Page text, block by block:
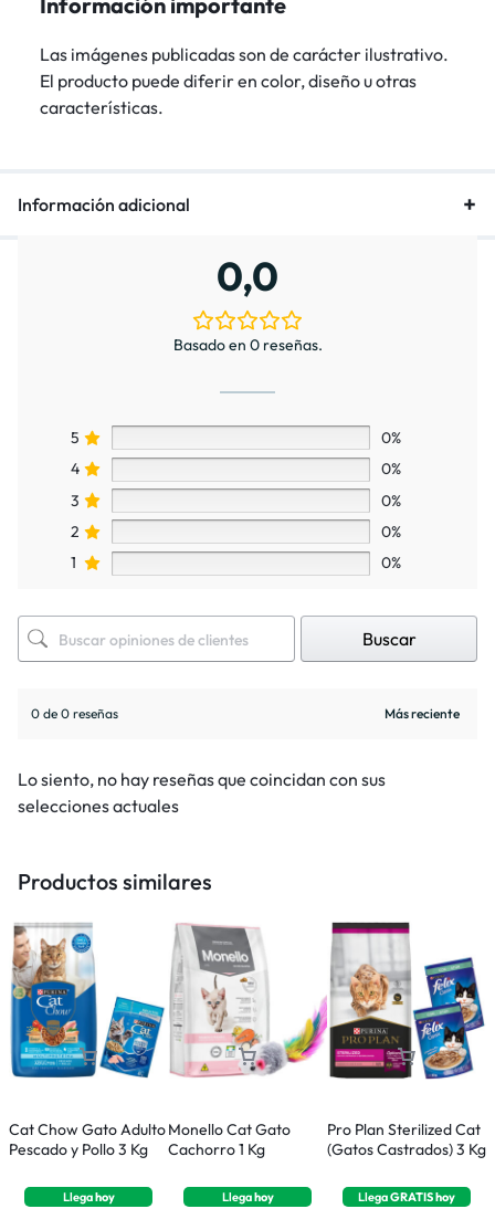
Las imágenes publicadas son de carácter ilustrativo.
El producto puede diferir en color, diseño u otras
características.
Información adicional
0,0
Basado en 0 reseñas.
5
0%
4
0%
3
0%
2
0%
1
0%
Buscar
0 de 0 reseñas
Lo siento, no hay reseñas que coincidan con sus
selecciones actuales
Productos similares
Cat Chow Gato Adulto
Pescado y Pollo 3 Kg
Llegahoy
Monello Cat Gato
Cachorro 1 Kg
Llegahoy
Pro Plan Sterilized Cat
(Gatos Castrados) 3 Kg
LlegaGRATIShoy